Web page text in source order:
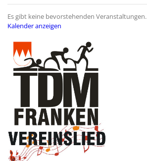
Es gibt keine bevorstehenden Veranstaltungen.
Kalender anzeigen